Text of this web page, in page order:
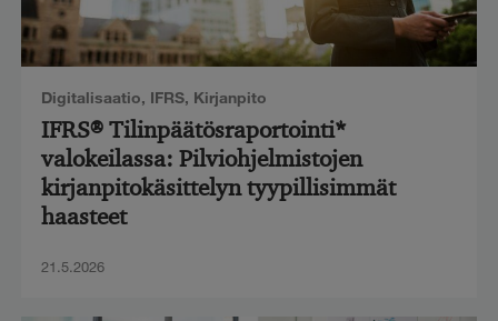
Digitalisaatio, IFRS, Kirjanpito
IFRS® Tilinpäätösraportointi*
valokeilassa: Pilviohjelmistojen
kirjanpitokäsittelyn tyypillisimmät
haasteet
21.5.2026